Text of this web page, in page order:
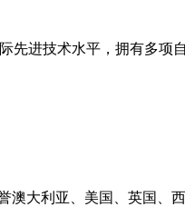
先进技术水平，拥有多
澳大利亚、美国、英国